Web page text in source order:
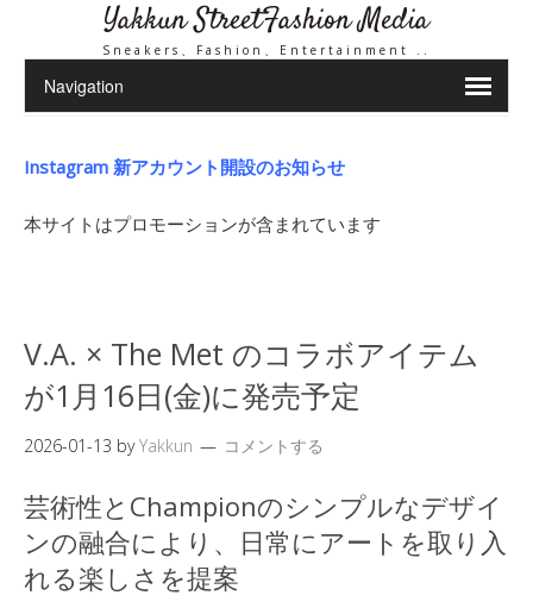
Yakkun StreetFashion Media
Sneakers、Fashion、Entertainment ..
Instagram 新アカウント開設のお知らせ
本サイトはプロモーションが含まれています
V.A. × The Met のコラボアイテム
が1月16日(金)に発売予定
2026-01-13 byYakkun コメントする
芸術性とChampionのシンプルなデザイ
ンの融合により、日常にアートを取り入
れる楽しさを提案